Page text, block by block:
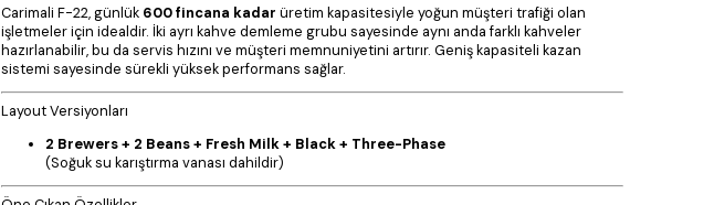
Carimali F-22, günlük 600 fincana kadar üretim kapasitesiyle yoğun müşteri trafiği olan
işletmeler için idealdir. İki ayrı kahve demleme grubu sayesinde aynı anda farklı kahveler
hazırlanabilir, bu da servis hızını ve müşteri memnuniyetini artırır. Geniş kapasiteli kazan
sistemi sayesinde sürekli yüksek performans sağlar.
Layout Versiyonları
2 Brewers + 2 Beans + Fresh Milk + Black + Three-Phase
(Soğuk su karıştırma vanası dahildir)